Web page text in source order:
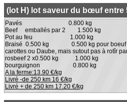
(lot H) lot saveur du bœuf entre
Pavés 0.800 kg
Beef emballés par 2 1.500 kg
Pot au feu 1.000 kg
Braisé 0.500 kg 0.500 kg pour boeuf
carottes ou Daube, mais sutout pas à rotîr
rosbeef 2 x0.500 kg 1.000 kg
bourguignon 0.800 kg
A la ferme:13.90 €/kg
Livré -de 250 km 16 €/kg
Livré + de 250 km 17.20 €/kg